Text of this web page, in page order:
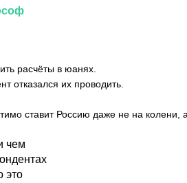
расчёты в юанях.
отказался их проводить.
ставит Россию даже не на колени, а
чем
это